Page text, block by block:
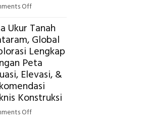
AC
Offon
Cara
Mendapatkan
Posisi
Geodetic
Surveyor
di
Industri
Ukur Tanah
Global
Lengkap
Peta
Elevasi, &
Konstruksi
Offon